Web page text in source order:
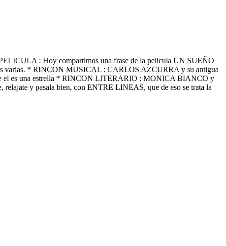
: Hoy compartimos una frase de la pelicula UN SUEÑO
varias. * RINCON MUSICAL : CARLOS AZCURRA y su antigua
el es una estrella * RINCON LITERARIO : MONICA BIANCO y
y pasala bien, con ENTRE LINEAS, que de eso se trata la